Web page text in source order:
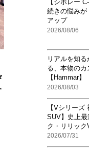
【シボレー
続きの悩みが
アップ
2026/08/06
リアルを知
る、本物のカ
【Hammar】
2026/08/03
【Vシリーズ
SUV】史上最
ク・リリッ
2026/07/31